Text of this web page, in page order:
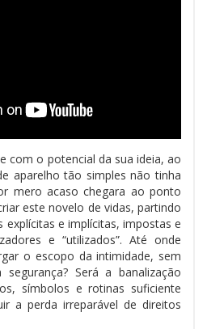
com o potencial da sua ideia, ao
aparelho tão simples não tinha
mero acaso chegara ao ponto
este novelo de vidas, partindo
explícitas e implícitas, impostas e
e “utilizados”. Até onde
o escopo da intimidade, sem
Será a banalização
símbolos e rotinas suficiente
a perda irreparável de direitos